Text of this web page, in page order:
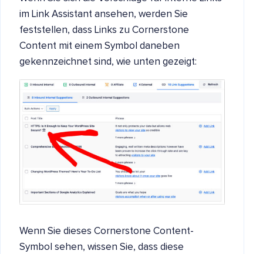
im Link Assistant ansehen, werden Sie
feststellen, dass Links zu Cornerstone
Content mit einem Symbol daneben
gekennzeichnet sind, wie unten gezeigt:
Wenn Sie dieses Cornerstone Content-
Symbol sehen, wissen Sie, dass diese